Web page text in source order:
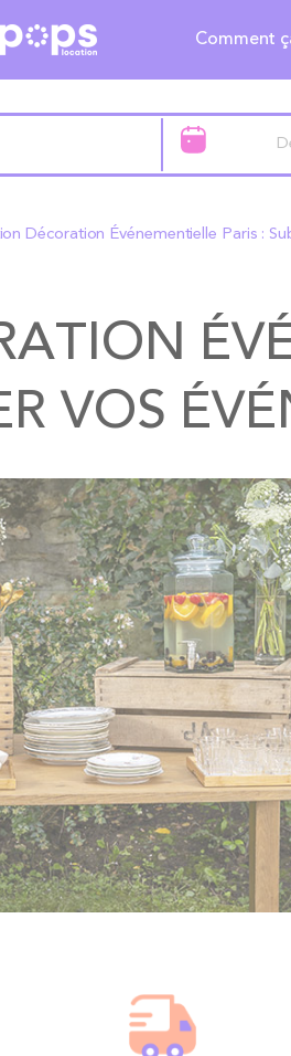
Comment
Décoration Événementielle Paris :
VOS